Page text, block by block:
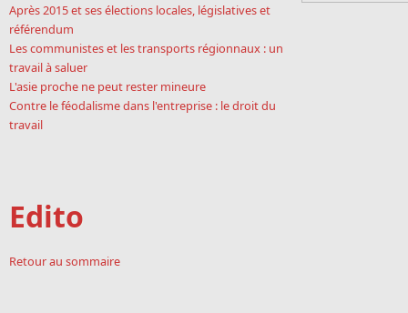
Après 2015 et ses élections locales, législatives et
référendum
Les communistes et les transports régionnaux : un
travail à saluer
L'asie proche ne peut rester mineure
Contre le féodalisme dans l'entreprise : le droit du
travail
Edito
Retour au sommaire